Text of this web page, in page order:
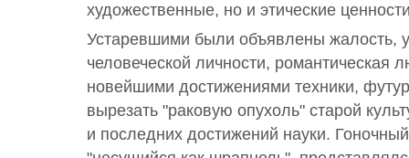
художественные, но и этические
Устаревшими были объявлены жалость,
человеческой личности, романтическая
новейшими достижениями техники,
вырезать "раковую опухоль" старой
и последних достижений науки.